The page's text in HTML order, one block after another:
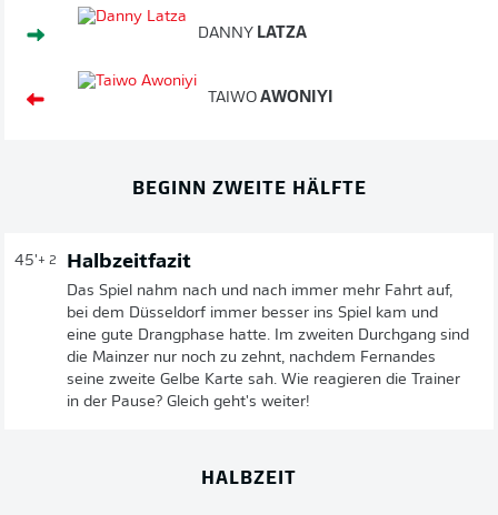
DANNY LATZA
TAIWO AWONIYI
BEGINN ZWEITE HÄLFTE
45'+ 2 Halbzeitfazit
Das Spiel nahm nach und nach immer mehr Fahrt auf,
bei dem Düsseldorf immer besser ins Spiel kam und
eine gute Drangphase hatte. Im zweiten Durchgang sind
die Mainzer nur noch zu zehnt, nachdem Fernandes
seine zweite Gelbe Karte sah. Wie reagieren die Trainer
in der Pause? Gleich geht's weiter!
HALBZEIT